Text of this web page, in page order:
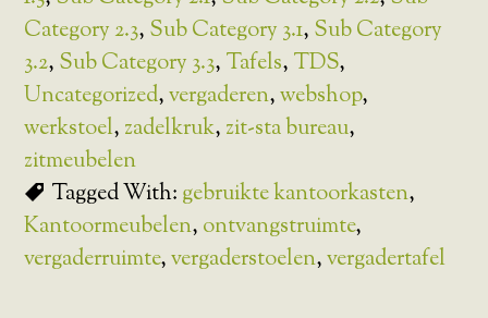
Category 2.3, Sub Category 3.1, Sub Category
3.2, Sub Category 3.3, Tafels, TDS,
Uncategorized,vergaderen,webshop,
werkstoel, zadelkruk, zit-sta bureau,
zitmeubelen
Tagged With: gebruikte kantoorkasten,
Kantoormeubelen, ontvangstruimte,
vergaderruimte,vergaderstoelen,vergadertafel